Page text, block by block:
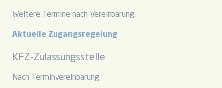
Weitere Termine nach Vereinbarung.
Aktuelle Zugangsregelung
KFZ-Zulassungsstelle
Nach Terminvereinbarung